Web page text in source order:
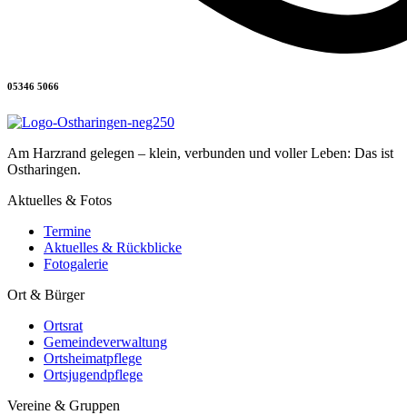
05346 5066
Am Harzrand gelegen – klein, verbunden und voller Leben: Das ist
Ostharingen.
Aktuelles & Fotos
Termine
Aktuelles & Rückblicke
Fotogalerie
Ort & Bürger
Ortsrat
Gemeindeverwaltung
Ortsheimatpflege
Ortsjugendpflege
Vereine & Gruppen